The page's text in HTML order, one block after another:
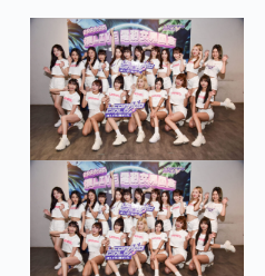
o
o
k
y
Li
n
k